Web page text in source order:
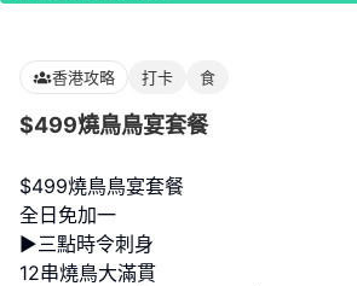
香港攻略 打卡 食
$499燒鳥鳥宴套餐
$499燒鳥鳥宴套餐
全日免加一
▶️三點時令刺身
12串燒鳥大滿貫